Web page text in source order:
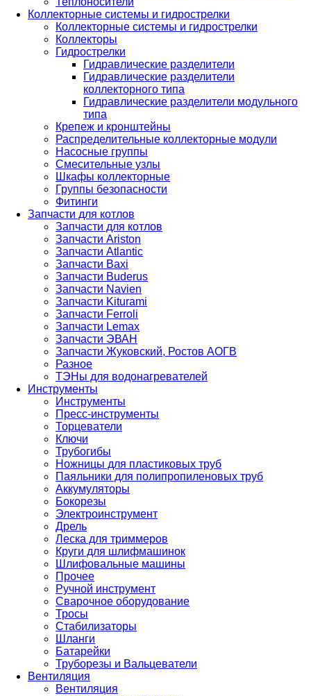
Коллекторные системы и гидрострелки
Коллекторные системы и гидрострелки
Коллекторы
Гидрострелки
Гидравлические разделители
Гидравлические разделители
коллекторного типа
Гидравлические разделители модульного
типа
Крепеж и кронштейны
Распределительные коллекторные модули
Насосные группы
Смесительные узлы
Шкафы коллекторные
Группы безопасности
Фитинги
Запчасти для котлов
Запчасти для котлов
Запчасти Ariston
Запчасти Atlantic
Запчасти Baxi
Запчасти Buderus
Запчасти Navien
Запчасти Kiturami
Запчасти Ferroli
Запчасти Lemax
Запчасти ЭВАН
Запчасти Жуковский, Ростов АОГВ
Разное
ТЭНы для водонагревателей
Инструменты
Инструменты
Пресс-инструменты
Торцеватели
Ключи
Трубогибы
Ножницы для пластиковых труб
Паяльники для полипропиленовых труб
Аккумуляторы
Бокорезы
Электроинструмент
Дрель
Леска для триммеров
Круги для шлифмашинок
Шлифовальные машины
Прочее
Ручной инструмент
Сварочное оборудование
Тросы
Стабилизаторы
Шланги
Батарейки
Труборезы и Вальцеватели
Вентиляция
Вентиляция